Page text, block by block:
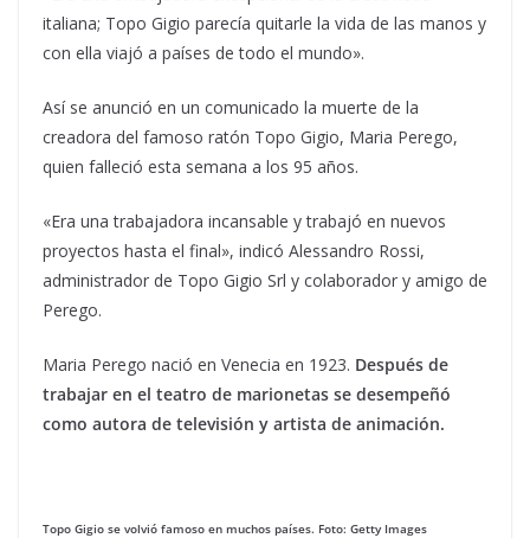
italiana; Topo Gigio parecía quitarle la vida de las manos y
con ella viajó a países de todo el mundo».
Así se anunció en un comunicado la muerte de la
creadora del famoso ratón Topo Gigio, Maria Perego,
quien falleció esta semana a los 95 años.
«Era una trabajadora incansable y trabajó en nuevos
proyectos hasta el final», indicó Alessandro Rossi,
administrador de Topo Gigio Srl y colaborador y amigo de
Perego.
Maria Perego nació en Venecia en 1923. Después de
trabajar en el teatro de marionetas se desempeñó
como autora de televisión y artista de animación.
Topo Gigio se volvió famoso en muchos países. Foto: Getty Images